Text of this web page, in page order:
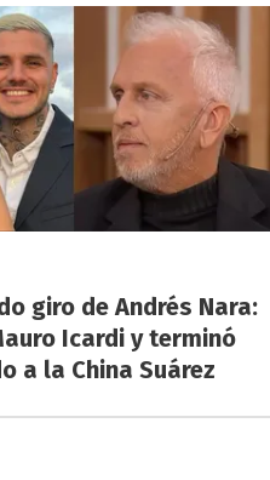
giro de Andrés Nara:
Icardi y terminó
a la China Suárez